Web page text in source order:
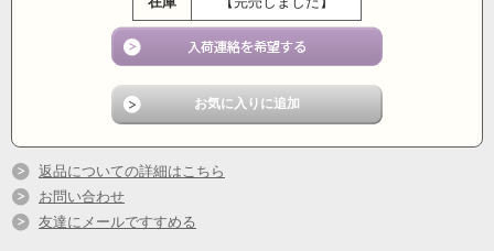
返品についての詳細はこちら
お問い合わせ
友達にメールですすめる